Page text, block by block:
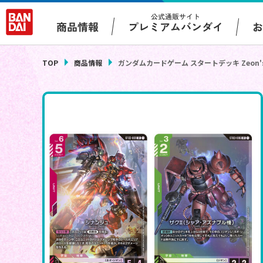
商品情報
公式通販サイト
プレミアムバンダイ
TOP 商品情報 ガンダムカードゲーム スタートデッキ